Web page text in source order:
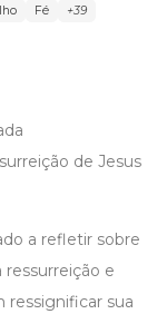
Fé +39
de Jesus
a refletir sobre
ressurreição e
ressignificar sua